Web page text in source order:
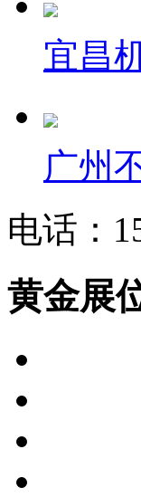
宜昌
广州
电话：
黄金展